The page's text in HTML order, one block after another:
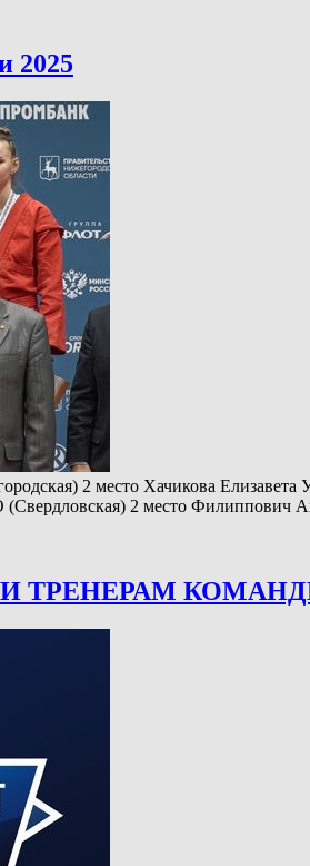
2025
2 место Хачикова
2 место Филиппович
ТРЕНЕРАМ